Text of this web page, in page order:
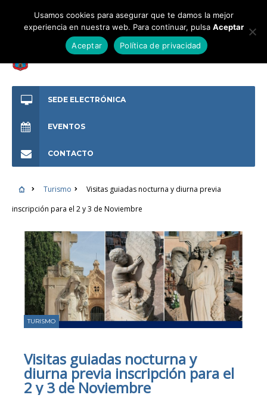
SEDE ELECTRÓNICA
EVENTOS
CONTACTO
Turismo
Visitas guiadas nocturna y diurna previa
inscripción para el 2 y 3 de Noviembre
TURISMO
Visitas guiadas nocturna y
diurna previa inscripción para el
2 y 3 de Noviembre
Usamos cookies para asegurar que te damos la mejor
experiencia en nuestra web. Para continuar, pulsa Aceptar
Aceptar
Política de privacidad